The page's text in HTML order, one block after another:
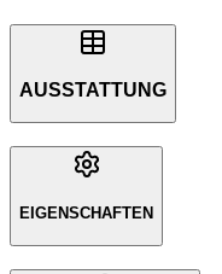
AUSSTATTUNG
EIGENSCHAFTEN